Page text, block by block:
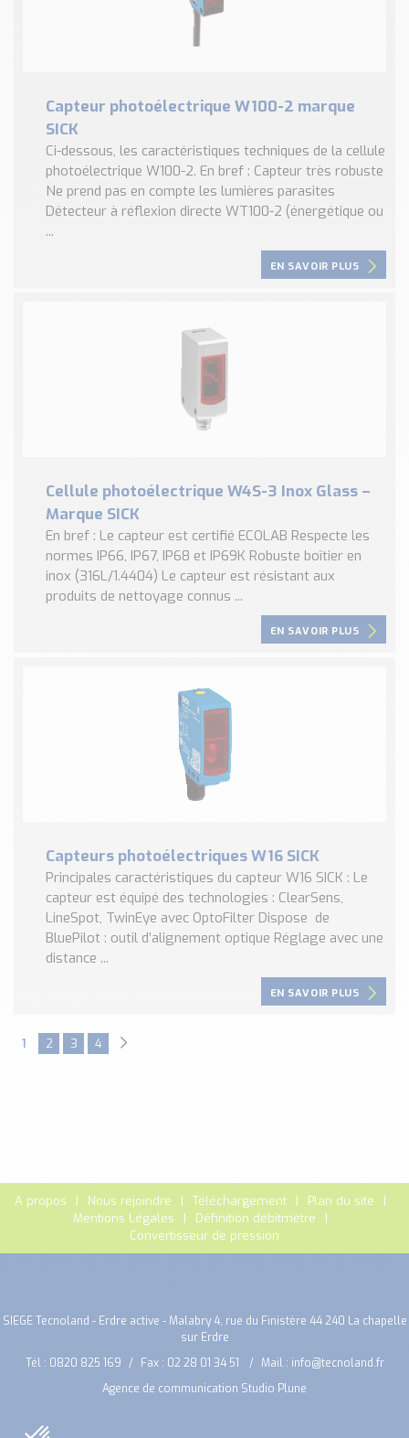
Capteur photoélectrique W100-2 marque
SICK
Ci-dessous, les caractéristiques techniques de la cellule
photoélectrique W100-2. En bref : Capteur très robuste
Ne prend pas en compte les lumières parasites
Détecteur à réflexion directe WT100-2 (énergétique ou
...
EN SAVOIR PLUS
Cellule photoélectrique W4S-3 Inox Glass –
Marque SICK
En bref : Le capteur est certifié ECOLAB Respecte les
normes IP66, IP67, IP68 et IP69K Robuste boîtier en
inox (316L/1.4404) Le capteur est résistant aux
produits de nettoyage connus ...
EN SAVOIR PLUS
Capteurs photoélectriques W16 SICK
Principales caractéristiques du capteur W16 SICK : Le
capteur est équipé des technologies : ClearSens,
LineSpot, TwinEye avec OptoFilter Dispose de
BluePilot : outil d’alignement optique Réglage avec une
distance ...
EN SAVOIR PLUS
1 2 3 4
A propos Nous rejoindre Téléchargement
Plan du site
Mentions Légales
Définition débitmètre
Convertisseur de pression
SIEGE Tecnoland - Erdre active - Malabry 4, rue du Finistère 44 240 La chapelle
sur Erdre
Tél : 0820 825 169 Fax : 02 28 01 34 51 Mail : info@tecnoland.fr
Agence de communication Studio Plune